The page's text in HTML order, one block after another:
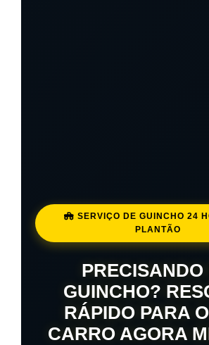
SERVIÇO DE GUINCHO 24
PLANTÃO
PRECISANDO
GUINCHO?
RÁPIDO PARA
CARRO AGORA